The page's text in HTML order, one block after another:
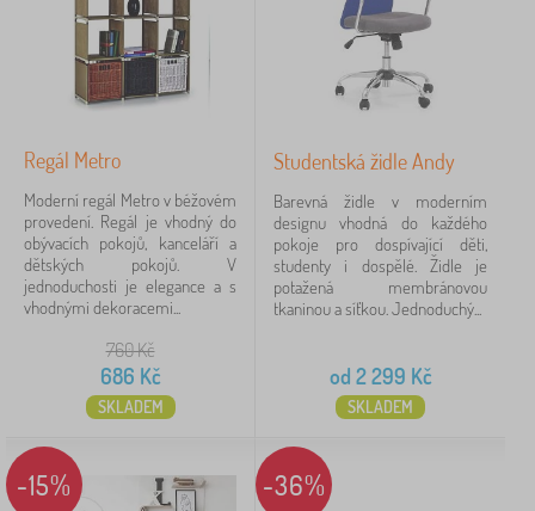
Regál Metro
Moderní regál Metro v béžovém
provedení. Regál je vhodný do
obývacích pokojů, kanceláří a
dětských pokojů. V
jednoduchosti je elegance a s
vhodnými dekoracemi...
760Kč
686 Kč
SKLADEM
Studentská židle Andy
Barevná židle v moderním
designu vhodná do každého
pokoje pro dospívající děti,
studenty i dospělé. Židle je
potažená membránovou
tkaninou a síťkou. Jednoduchý...
od 2 299 Kč
SKLADEM
-15% -36%